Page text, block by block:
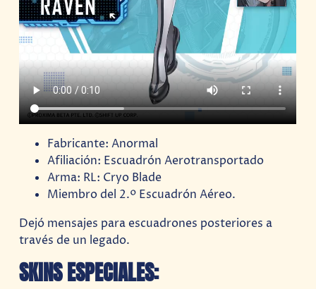
Fabricante: Anormal
Afiliación: Escuadrón Aerotransportado
Arma: RL: Cryo Blade
Miembro del 2.º Escuadrón Aéreo.
Dejó mensajes para escuadrones posteriores a
través de un legado.
SKINS ESPECIALES: